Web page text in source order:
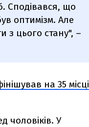
Сподівався, що
оптимізм. Але
з цього стану", –
на 35 місці
чоловіків. У